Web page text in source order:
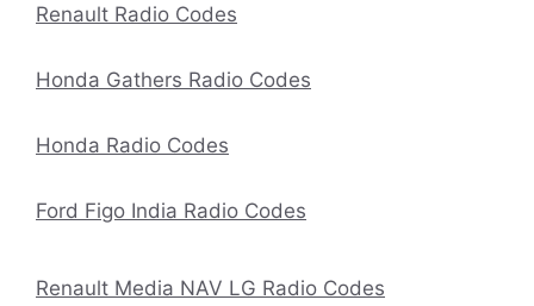
Renault Radio Codes
Honda Gathers Radio Codes
Honda Radio Codes
Ford Figo India Radio Codes
Renault Media NAV LG Radio Codes